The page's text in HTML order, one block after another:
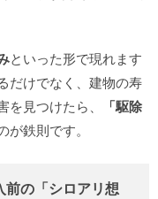
といった形で現れます
だけでなく、建物の寿
見つけたら、
「駆除
が鉄則です。
前の「シロアリ想